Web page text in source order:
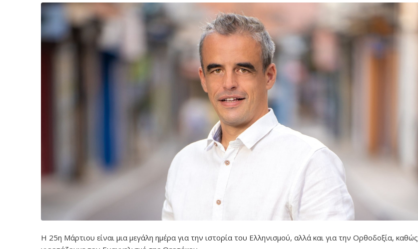
H 25η Μάρτιου είναι μια μεγάλη ημέρα για την ιστορία του Ελληνισμού, αλλά και για την Ορθοδοξία, καθώς